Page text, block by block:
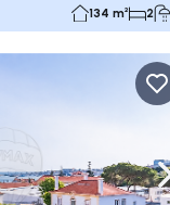
134 m² 2